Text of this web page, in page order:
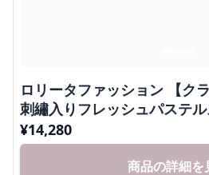
ロリータファッション 【ク
刺繡入りフレッシュパステ
¥14,280
商品の詳細を